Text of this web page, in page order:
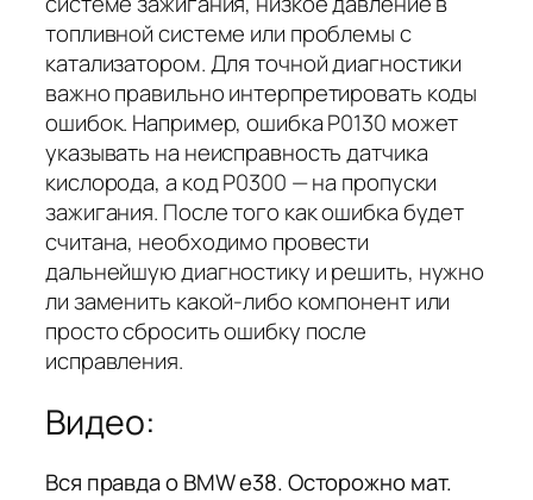
топливной системе или проблемы с
катализатором. Для точной диагностики
важно правильно интерпретировать коды
ошибок. Например, ошибка P0130 может
указывать на неисправность датчика
кислорода, а код P0300 — на пропуски
зажигания. После того как ошибка будет
считана, необходимо провести
дальнейшую диагностику и решить, нужно
ли заменить какой-либо компонент или
просто сбросить ошибку после
исправления.
Видео:
Вся правда о BMW e38. Осторожно мат.